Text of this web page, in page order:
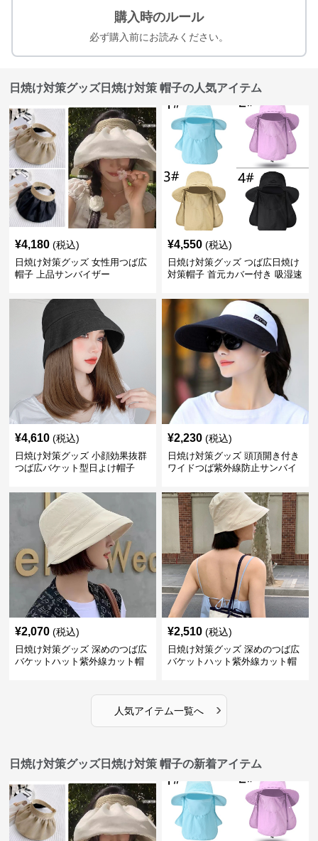
購入時のルール
必ず購入前にお読みください。
日焼け対策グッズ日焼け対策 帽子の人気アイテム
¥4,180 (税込)
日焼け対策グッズ 女性用つば広
帽子 上品サンバイザー
¥4,550 (税込)
日焼け対策グッズ つば広日焼け
対策帽子 首元カバー付き 吸湿速
¥4,610 (税込)
日焼け対策グッズ 小顔効果抜群
つば広バケット型日よけ帽子
¥2,230 (税込)
日焼け対策グッズ 頭頂開き付き
ワイドつば紫外線防止サンバイ
¥2,070 (税込)
日焼け対策グッズ 深めのつば広
バケットハット紫外線カット帽
¥2,510 (税込)
日焼け対策グッズ 深めのつば広
バケットハット紫外線カット帽
人気アイテム一覧へ ›
日焼け対策グッズ日焼け対策 帽子の新着アイテム